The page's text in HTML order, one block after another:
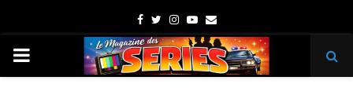
Facebook
TwitterInstagram
Youtube
Email
PRIMARY